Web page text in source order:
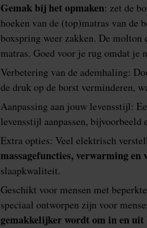
Gemak bij het opmaken: zet de
hoeken van de (top)matras van de
boxspring weer zakken. De
matras. Goed voor je rug omdat je
Verbetering van de ademhaling:
de druk op de borst verminderen,
Aanpassing aan jouw levensstijl:
levensstijl aanpassen, bijvoorbeeld
Extra opties: Veel elektrisch
massagefuncties, verwarming
slaapkwaliteit.
Geschikt voor mensen met
speciaal ontworpen zijn voor
gemakkelijker wordt om in en uit